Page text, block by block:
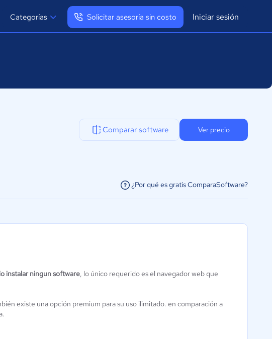
Categorías Solicitar asesoría sin costo Iniciar sesión
Comparar software Ver precio
¿Por qué es gratis ComparaSoftware?
instalar ningun software, lo único requerido es el navegador web que
existe una opción premium para su uso ilimitado. en comparación a